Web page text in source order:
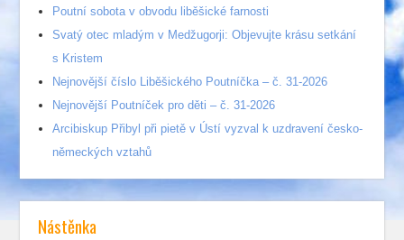
Poutní sobota v obvodu liběšické farnosti
Svatý otec mladým v Medžugorji: Objevujte krásu setkání
s Kristem
Nejnovější číslo Liběšického Poutníčka – č. 31-2026
Nejnovější Poutníček pro děti – č. 31-2026
Arcibiskup Přibyl při pietě v Ústí vyzval k uzdravení česko-
německých vztahů
Nástěnka